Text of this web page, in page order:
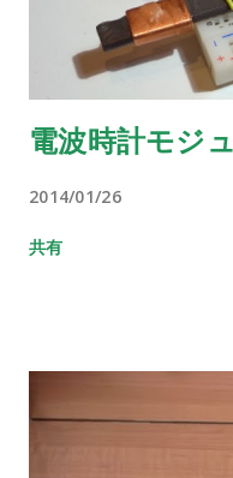
電波時計モジ
2014/01/26
共有